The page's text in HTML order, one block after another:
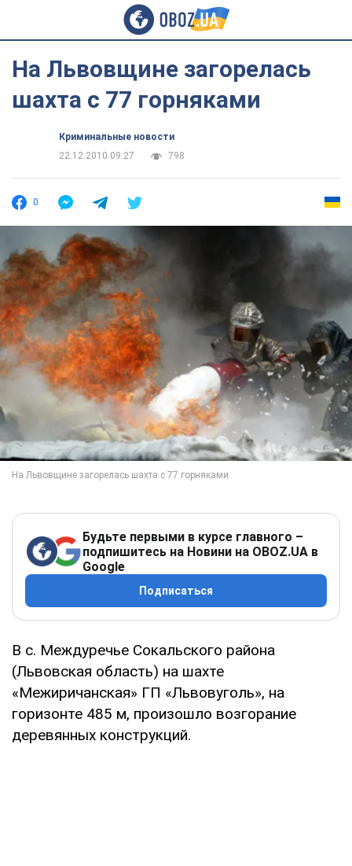
На Львовщине загорелась
шахта с 77 горняками
Криминальные новости
22.12.2010 09:27
798
0
Будьте первыми в курсе главного –
подпишитесь на Новини на OBOZ.UA в
Google
Подписаться
В с. Междуречье Сокальского района
(Львовская область) на шахте
«Межиричанская» ГП «Львовуголь», на
горизонте 485 м, произошло возгорание
деревянных конструкций.